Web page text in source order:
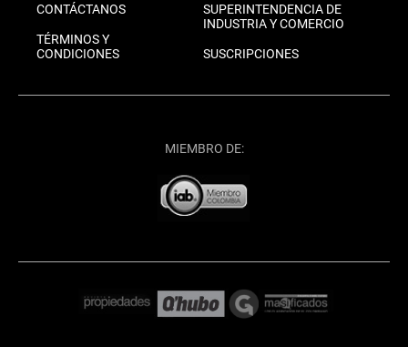
CONTÁCTANOS
TÉRMINOS Y
CONDICIONES
SUPERINTENDENCIA DE
INDUSTRIA Y COMERCIO
SUSCRIPCIONES
MIEMBRO DE: